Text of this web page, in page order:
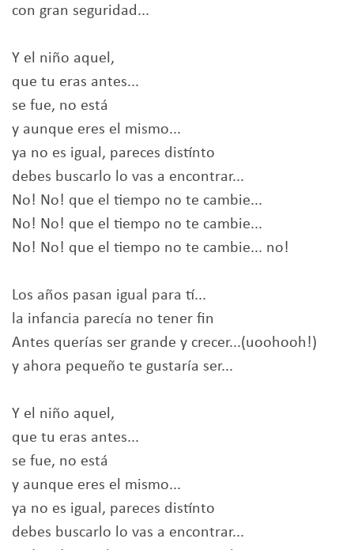
con gran seguridad...
Y el niño aquel,
que tu eras antes...
se fue, no está
y aunque eres el mismo...
ya no es igual, pareces distínto
debes buscarlo lo vas a encontrar...
No! No! que el tiempo no te cambie...
No! No! que el tiempo no te cambie...
No! No! que el tiempo no te cambie... no!
Los años pasan igual para tí...
la infancia parecía no tener fin
Antes querías ser grande y crecer...(uoohooh!)
y ahora pequeño te gustaría ser...
Y el niño aquel,
que tu eras antes...
se fue, no está
y aunque eres el mismo...
ya no es igual, pareces distínto
debes buscarlo lo vas a encontrar...